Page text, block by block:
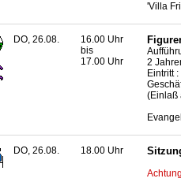
'Villa
DO, 26.08.
16.00 Uhr
bis
17.00 Uhr
2
Eintritt
(Einlaß
DO, 26.08. 18.00 Uhr